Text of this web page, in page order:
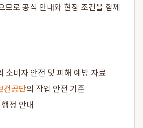
므로 공식 안내와 현장 조건을 함께
소비자 안전 및 피해 예방 자료
건공단의 작업 안전 기준
정 안내